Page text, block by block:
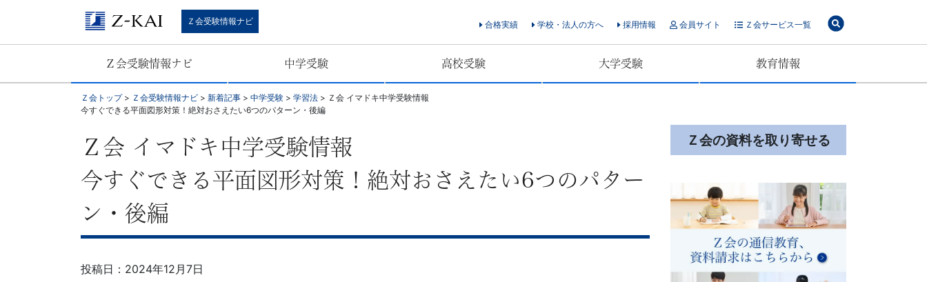
学
受
Ｚ会受験情報ナビ 合格実績 学校・法人の方へ 採用情報 会員サイト Ｚ会サービス一覧
Ｚ会受験情報ナビ 中学受験 高校受験 大学受験 教育情報
Ｚ会トップ> Ｚ会受験情報ナビ > 新着記事 > 中学受験 > 学習法 > Ｚ会 イマドキ中学受験情報
今すぐできる平面図形対策！絶対おさえたい6つのパターン・後編
Ｚ会 イマドキ中学受験情報
今すぐできる平面図形対策！絶対おさえたい6つのパター
ン・後編
投稿日：2024年12月7日
Ｚ会の資料を取り寄せる